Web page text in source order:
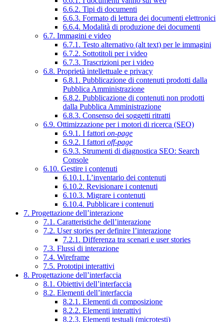
6.6.2. Tipi di documenti
6.6.3. Formato di lettura dei documenti elettronici
6.6.4. Modalità di produzione dei documenti
6.7. Immagini e video
6.7.1. Testo alternativo (alt text) per le immagini
6.7.2. Sottotitoli per i video
6.7.3. Trascrizioni per i video
6.8. Proprietà intellettuale e privacy
6.8.1. Pubblicazione di contenuti prodotti dalla
Pubblica Amministrazione
6.8.2. Pubblicazione di contenuti non prodotti
dalla Pubblica Amministrazione
6.8.3. Consenso dei soggetti ritratti
6.9. Ottimizzazione per i motori di ricerca (SEO)
6.9.1. I fattori on-page
6.9.2. I fattori off-page
6.9.3. Strumenti di diagnostica SEO: Search
Console
6.10. Gestire i contenuti
6.10.1. L’inventario dei contenuti
6.10.2. Revisionare i contenuti
6.10.3. Migrare i contenuti
6.10.4. Pubblicare i contenuti
7. Progettazione dell’interazione
7.1. Caratteristiche dell’interazione
7.2. User stories per definire l’interazione
7.2.1. Differenza tra scenari e user stories
7.3. Flussi di interazione
7.4. Wireframe
7.5. Prototipi interattivi
8. Progettazione dell’interfaccia
8.1. Obiettivi dell’interfaccia
8.2. Elementi dell’interfaccia
8.2.1. Elementi di composizione
8.2.2. Elementi interattivi
8.2.3. Elementi testuali (microtesti)